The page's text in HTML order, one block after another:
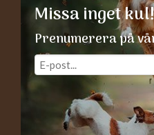
Missa inget kul!
Prenumerera på